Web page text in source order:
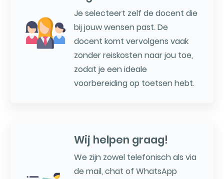
Je selecteert zelf de docent die
bij jouw wensen past. De
docent komt vervolgens vaak
zonder reiskosten naar jou toe,
zodat je een ideale
voorbereiding op toetsen hebt.
Wij helpen graag!
We zijn zowel telefonisch als via
de mail, chat of WhatsApp